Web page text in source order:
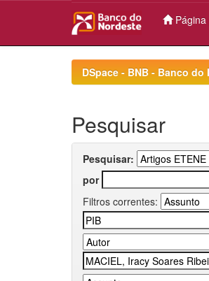
Página
DSpace - BNB - Banco
Pesquisar
Pesquisar:
por
Filtros correntes: